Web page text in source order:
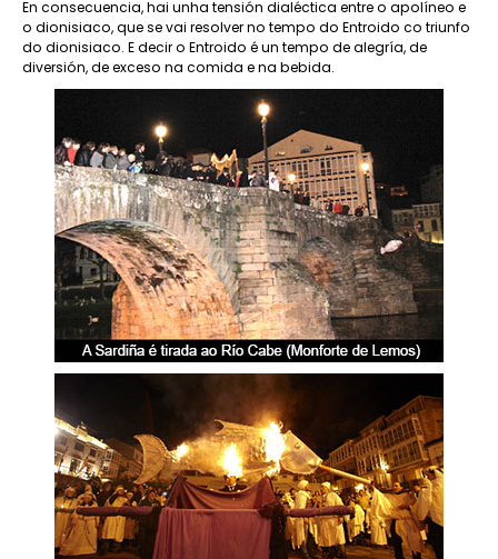
En consecuencia, hai unha tensión dialéctica entre o apolíneo e
o dionisiaco, que se vai resolver no tempo do Entroido co triunfo
do dionisiaco. E decir o Entroido é un tempo de alegría, de
diversión, de exceso na comida e na bebida.